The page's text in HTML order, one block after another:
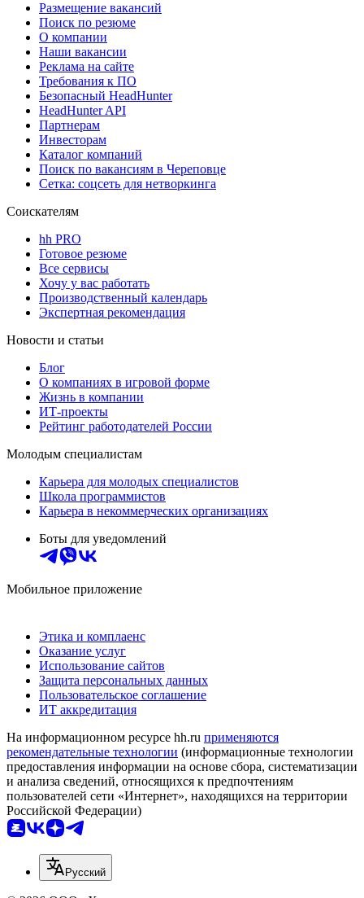
Размещение вакансий
Поиск по резюме
О компании
Наши вакансии
Реклама на сайте
Требования к ПО
Безопасный HeadHunter
HeadHunter API
Партнерам
Инвесторам
Каталог компаний
Поиск по вакансиям в Череповце
Сетка: соцсеть для нетворкинга
Соискателям
hh PRO
Готовое резюме
Все сервисы
Хочу у вас работать
Производственный календарь
Экспертная рекомендация
Новости и статьи
Блог
О компаниях в игровой форме
Жизнь в компании
ИТ-проекты
Рейтинг работодателей России
Молодым специалистам
Карьера для молодых специалистов
Школа программистов
Карьера в некоммерческих организациях
Боты для уведомлений
Мобильное приложение
Этика и комплаенс
Оказание услуг
Использование сайтов
Защита персональных данных
Пользовательское соглашение
ИТ аккредитация
На информационном ресурсе hh.ru применяются
рекомендательные технологии (информационные технологии
предоставления информации на основе сбора, систематизации
и анализа сведений, относящихся к предпочтениям
пользователей сети «Интернет», находящихся на территории
Российской Федерации)
Русский